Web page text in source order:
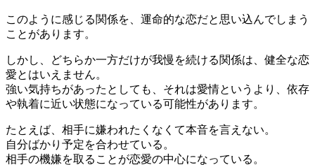
このように感じる関係を、運命的な恋だと思い込んでしまう
ことがあります。
しかし、どちらか一方だけが我慢を続ける関係は、健全な恋
愛とはいえません。
強い気持ちがあったとしても、それは愛情というより、依存
や執着に近い状態になっている可能性があります。
たとえば、相手に嫌われたくなくて本音を言えない。
自分ばかり予定を合わせている。
相手の機嫌を取ることが恋愛の中心になっている。